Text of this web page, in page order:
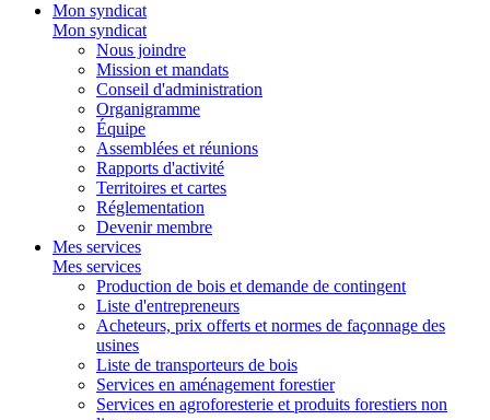
Mon syndicat
Mon syndicat
Nous joindre
Mission et mandats
Conseil d'administration
Organigramme
Équipe
Assemblées et réunions
Rapports d'activité
Territoires et cartes
Réglementation
Devenir membre
Mes services
Mes services
Production de bois et demande de contingent
Liste d'entrepreneurs
Acheteurs, prix offerts et normes de façonnage des
usines
Liste de transporteurs de bois
Services en aménagement forestier
Services en agroforesterie et produits forestiers non